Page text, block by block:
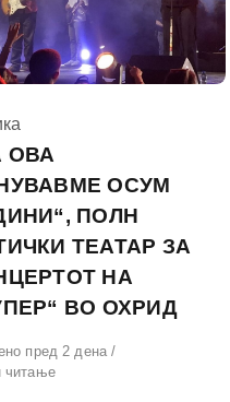
ОВА
ОСУМ
ПОЛН
ТЕАТАР ЗА
НА
ВО ОХРИД
пред 2 дена
читање